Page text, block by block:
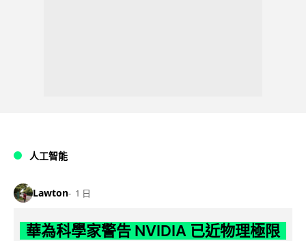
人工智能
Lawton 1 日
華為科學家警告 NVIDIA 已近物理極限